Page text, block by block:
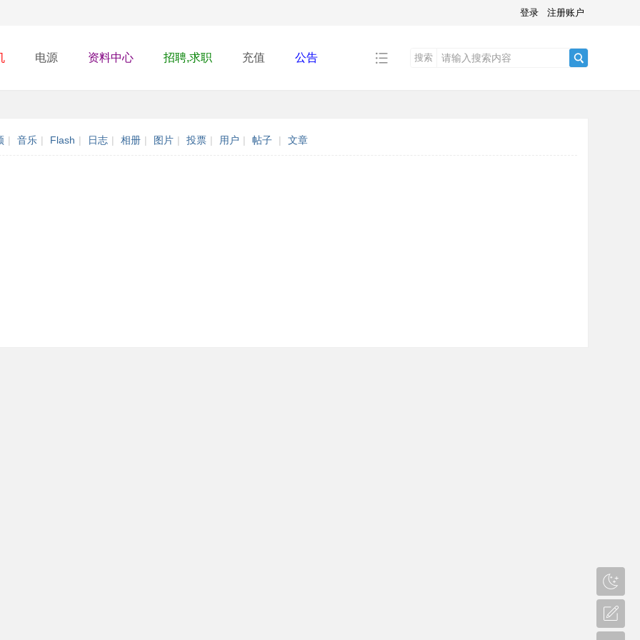
登录 注册账户
电源 资料中心 招聘,求职 充值 公告 搜索
| 音乐 | Flash | 日志 | 相册 | 图片 | 投票 | 用户 | 帖子 | 文章